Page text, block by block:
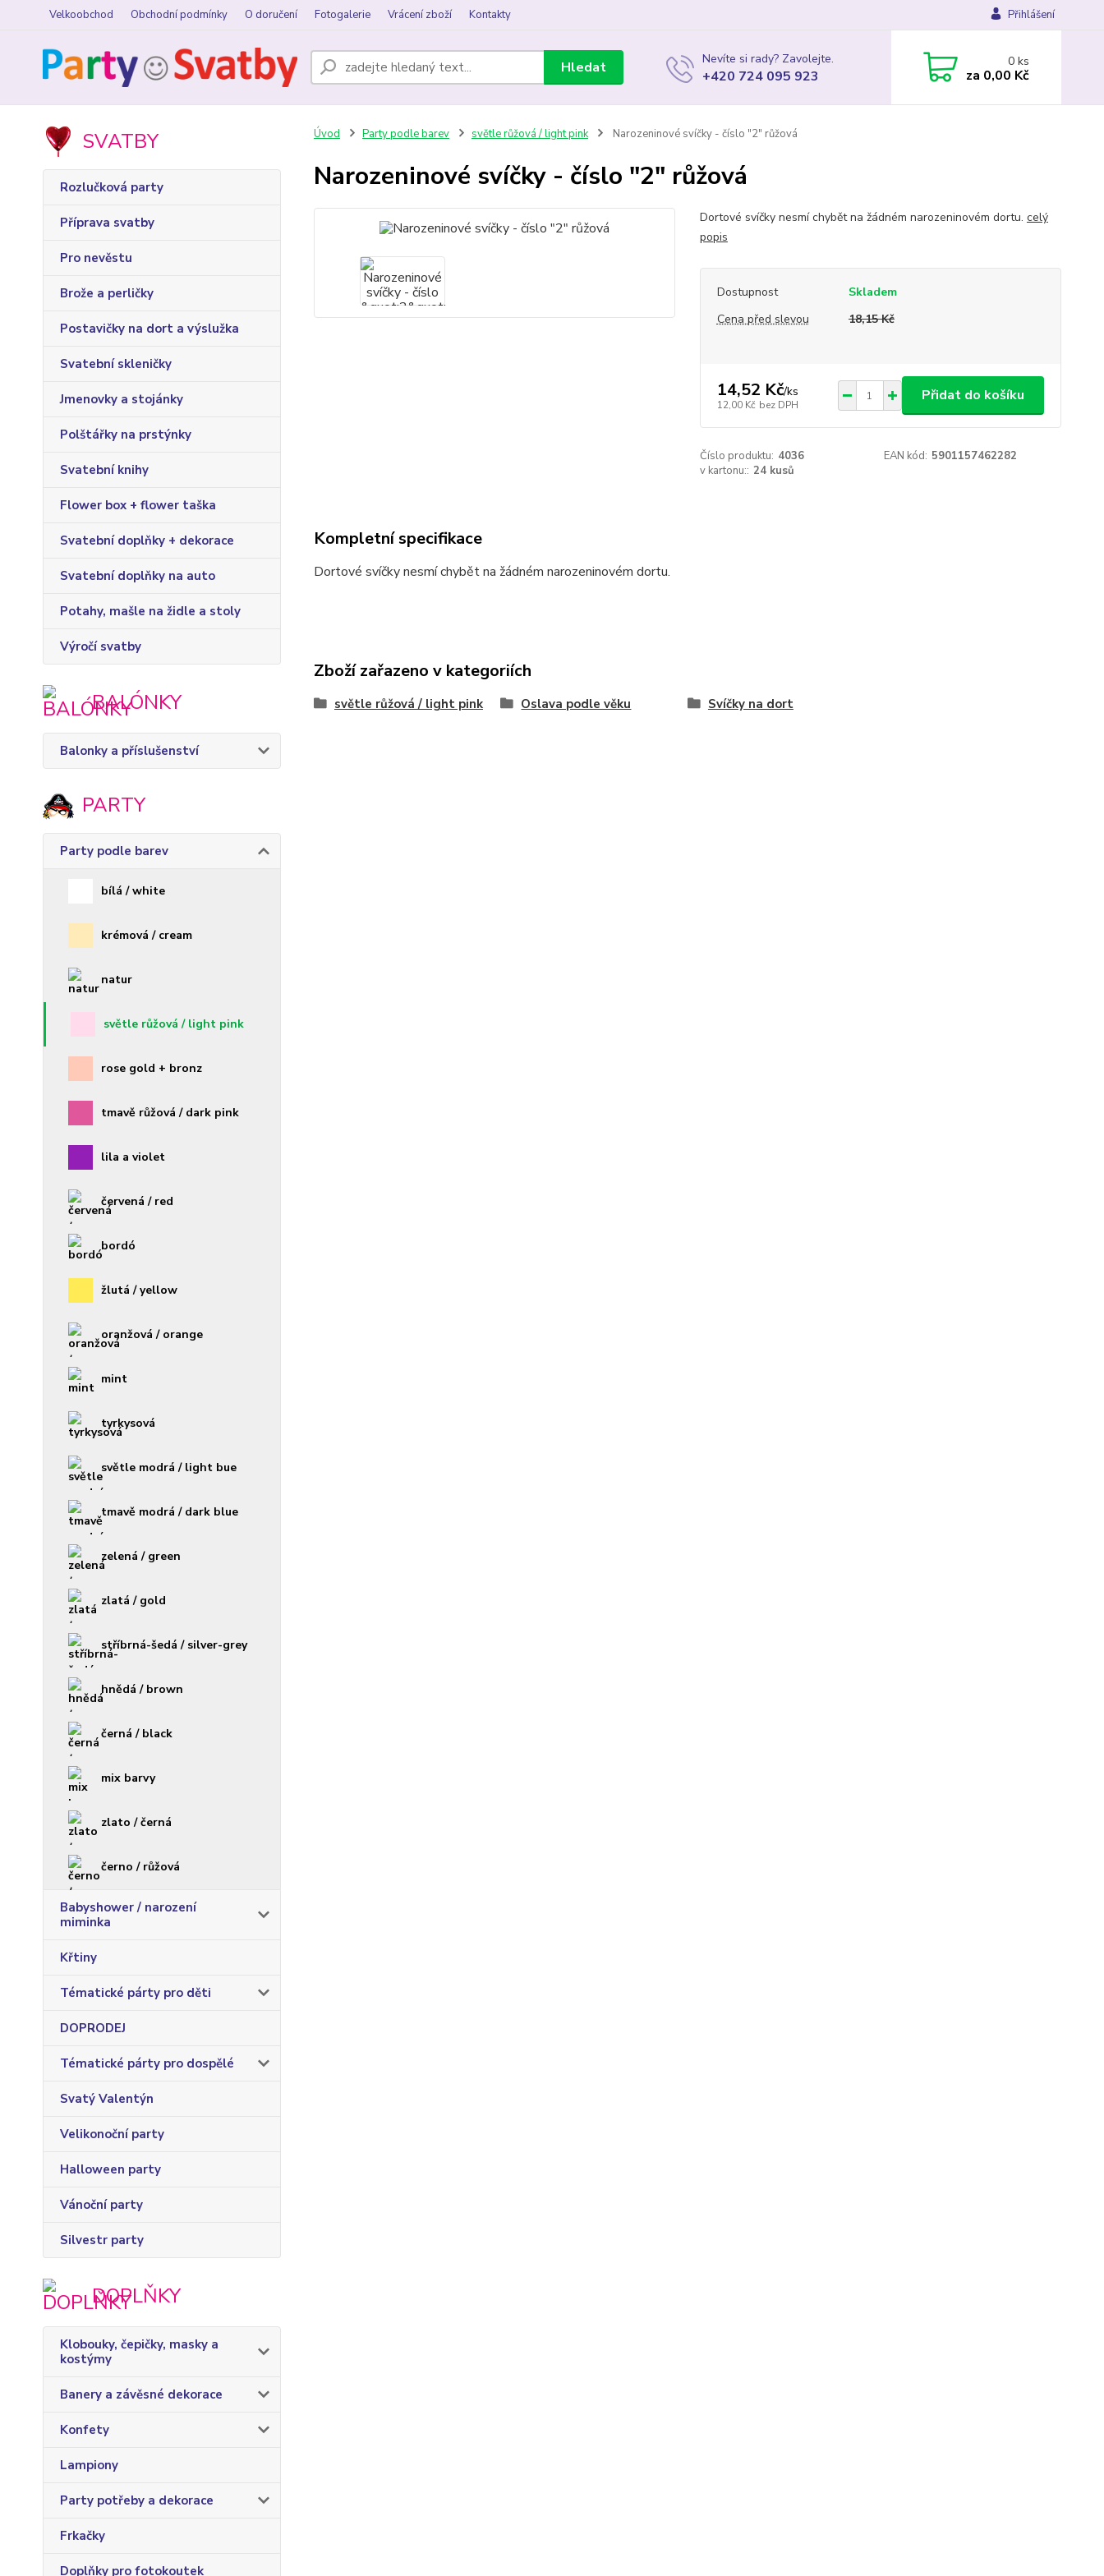
Velkoobchod Obchodní podmínky O doručení Fotogalerie Vrácení zboží Kontakty Přihlášení
Hledat Nevíte si rady? Zavolejte.
+420 724 095 923
0ks
za 0,00 Kč
SVATBY
Rozlučková party
Příprava svatby
Pro nevěstu
Brože a perličky
Postavičky na dort a výslužka
Svatební skleničky
Jmenovky a stojánky
Polštářky na prstýnky
Svatební knihy
Flower box + flower taška
Svatební doplňky + dekorace
Svatební doplňky na auto
Potahy, mašle na židle a stoly
Výročí svatby
BALÓNKY
Balonky a příslušenství
PARTY
Party podle barev
bílá / white
krémová / cream
natur
světle růžová / light pink
rose gold + bronz
tmavě růžová / dark pink
lila a violet
červená / red
bordó
žlutá / yellow
oranžová / orange
mint
tyrkysová
světle modrá / light bue
tmavě modrá / dark blue
zelená / green
zlatá / gold
stříbrná-šedá / silver-grey
hnědá / brown
černá / black
mix barvy
zlato / černá
černo / růžová
Babyshower / narození
miminka
Křtiny
Tématické párty pro děti
DOPRODEJ
Tématické párty pro dospělé
Svatý Valentýn
Velikonoční party
Halloween party
Vánoční party
Silvestr party
DOPLŇKY
Klobouky, čepičky, masky a
kostýmy
Banery a závěsné dekorace
Konfety
Lampiony
Party potřeby a dekorace
Frkačky
Doplňky pro fotokoutek
Úvod Party podle barev světle růžová / light pink Narozeninové svíčky - číslo "2" růžová
Narozeninové svíčky - číslo "2" růžová
Dortové svíčky nesmí chybět na žádném narozeninovém dortu. celý
popis
Dostupnost
Skladem
Cena před slevou
18,15 Kč
14,52 Kč/ks
12,00 Kč bez DPH
Přidat do košíku
Číslo produktu: 4036 EAN kód: 5901157462282
v kartonu:: 24 kusů
Kompletní specifikace
Dortové svíčky nesmí chybět na žádném narozeninovém dortu.
Zboží zařazeno v kategoriích
světle růžová / light pink Oslava podle věku Svíčky na dort